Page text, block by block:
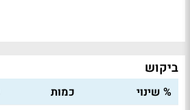
ביקוש
% שינוי כמות